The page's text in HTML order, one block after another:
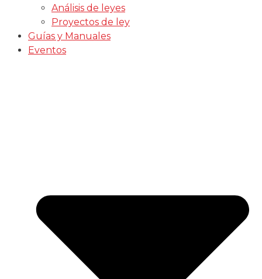
Análisis de leyes
Proyectos de ley
Guías y Manuales
Eventos